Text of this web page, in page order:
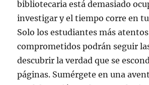
bibliotecaria está demasiado
investigar y el tiempo corre en
Solo los estudiantes más
comprometidos podrán seguir
descubrir la verdad que se
páginas. Sumérgete en una